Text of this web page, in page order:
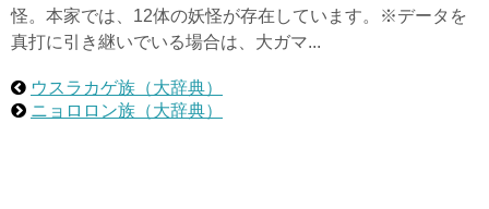
怪。本家では、12体の妖怪が存在しています。※データを
真打に引き継いでいる場合は、大ガマ...
ウスラカゲ族（大辞典）
ニョロロン族（大辞典）